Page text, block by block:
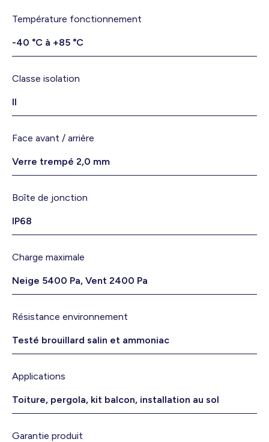
Température fonctionnement
-40 °C à +85 °C
Classe isolation
II
Face avant / arrière
Verre trempé 2,0 mm
Boîte de jonction
IP68
Charge maximale
Neige 5400 Pa, Vent 2400 Pa
Résistance environnement
Testé brouillard salin et ammoniac
Applications
Toiture, pergola, kit balcon, installation au sol
Garantie produit